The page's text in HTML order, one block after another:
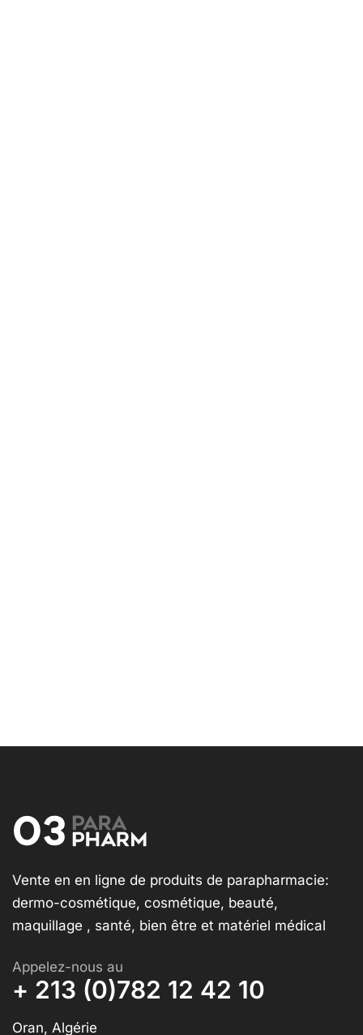
Vente en en ligne de produits de parapharmacie:
dermo-cosmétique, cosmétique, beauté,
maquillage , santé, bien être et matériel médical
Appelez-nous au
+ 213 (0)782 12 42 10
Oran, Algérie